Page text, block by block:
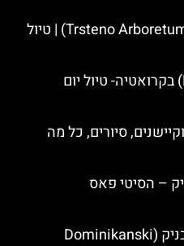
הגנים הבוטניים בטרסטנו (Trsteno Arboretum) | טיול
חצי האי פליישץ (Pelješac) בקרואטיה- טיול יום
סיורים, כל מה
– הסיטי פאס
המנזר הדומניקני של דוברובניק (Dominikanski